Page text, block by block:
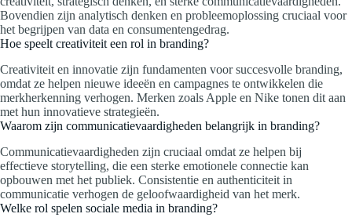
Bovendien zijn analytisch denken en probleemoplossing cruciaal voor
het begrijpen van data en consumentengedrag.
Hoe speelt creativiteit een rol in branding?
Creativiteit en innovatie zijn fundamenten voor succesvolle branding,
omdat ze helpen nieuwe ideeën en campagnes te ontwikkelen die
merkherkenning verhogen. Merken zoals Apple en Nike tonen dit aan
met hun innovatieve strategieën.
Waarom zijn communicatievaardigheden belangrijk in branding?
Communicatievaardigheden zijn cruciaal omdat ze helpen bij
effectieve storytelling, die een sterke emotionele connectie kan
opbouwen met het publiek. Consistentie en authenticiteit in
communicatie verhogen de geloofwaardigheid van het merk.
Welke rol spelen sociale media in branding?